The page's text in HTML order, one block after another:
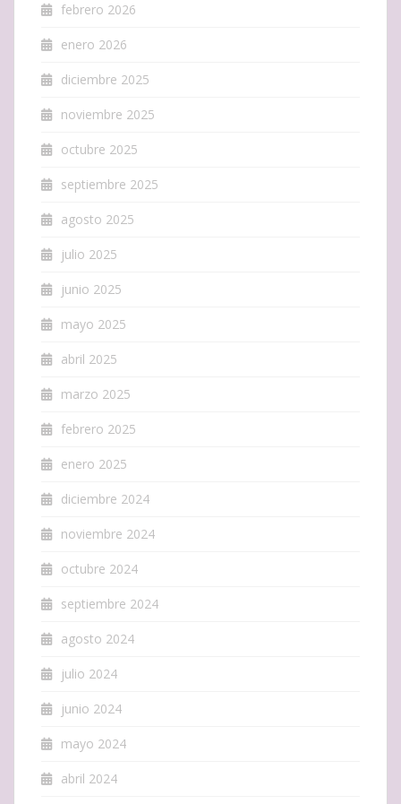
febrero 2026
enero 2026
diciembre 2025
noviembre 2025
octubre 2025
septiembre 2025
agosto 2025
julio 2025
junio 2025
mayo 2025
abril 2025
marzo 2025
febrero 2025
enero 2025
diciembre 2024
noviembre 2024
octubre 2024
septiembre 2024
agosto 2024
julio 2024
junio 2024
mayo 2024
abril 2024